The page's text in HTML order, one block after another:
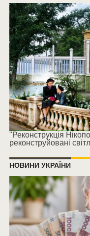
"Реконструкція
реконструйовані
НОВИНИ УКРАЇНИ